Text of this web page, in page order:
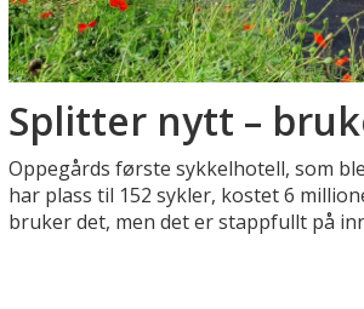
Splitter nytt –
Oppegårds første sykkelhotell, som
har plass til 152 sykler, kostet 6
bruker det, men det er stappfullt på